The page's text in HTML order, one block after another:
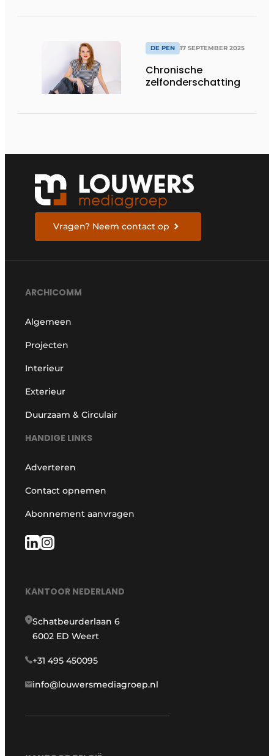
DE PEN 17 SEPTEMBER 2025
Chronische
zelfonderschatting
Vragen? Neem contact op
ARCHICOMM
Algemeen
Projecten
Interieur
Exterieur
Duurzaam & Circulair
HANDIGE LINKS
Adverteren
Contact opnemen
Abonnement aanvragen
KANTOOR NEDERLAND
Schatbeurderlaan 6
6002 ED Weert
+31 495 450095
info@louwersmediagroep.nl